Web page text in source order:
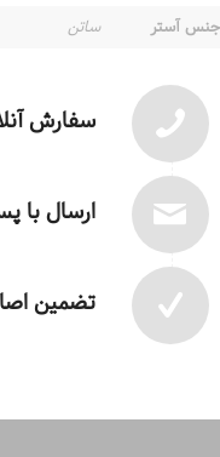
جنس آستر
ساتن
سفارش
ارسال با
تضمین